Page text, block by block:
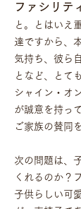
ファシリテ
と。とはいえ
達ですから、
気持ち、彼ら
となど、とて
シャイン・オ
が誠意を持っ
ご家族の賛同
次の問題は、
くれるのか？
子供らしい可